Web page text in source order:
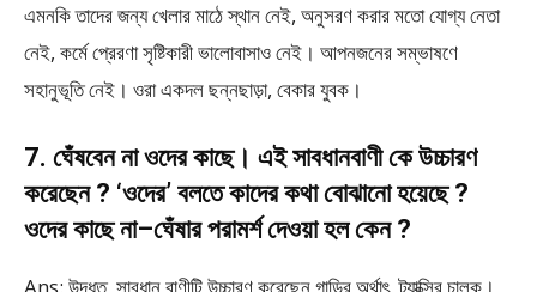
এমনকি তাদের জন্য খেলার মাঠে স্থান নেই, অনুসরণ করার মতো যোগ্য নেতা
নেই, কর্মে প্রেরণা সৃষ্টিকারী ভালোবাসাও নেই। আপনজনের সম্ভাষণে
সহানুভূতি নেই। ওরা একদল ছন্নছাড়া, বেকার যুবক।
7. ঘেঁষবেন না ওদের কাছে। এই সাবধানবাণী কে উচ্চারণ
করেছেন ? ‘ওদের’ বলতে কাদের কথা বোঝানো হয়েছে ?
ওদের কাছে না–ঘেঁষার পরামর্শ দেওয়া হল কেন ?